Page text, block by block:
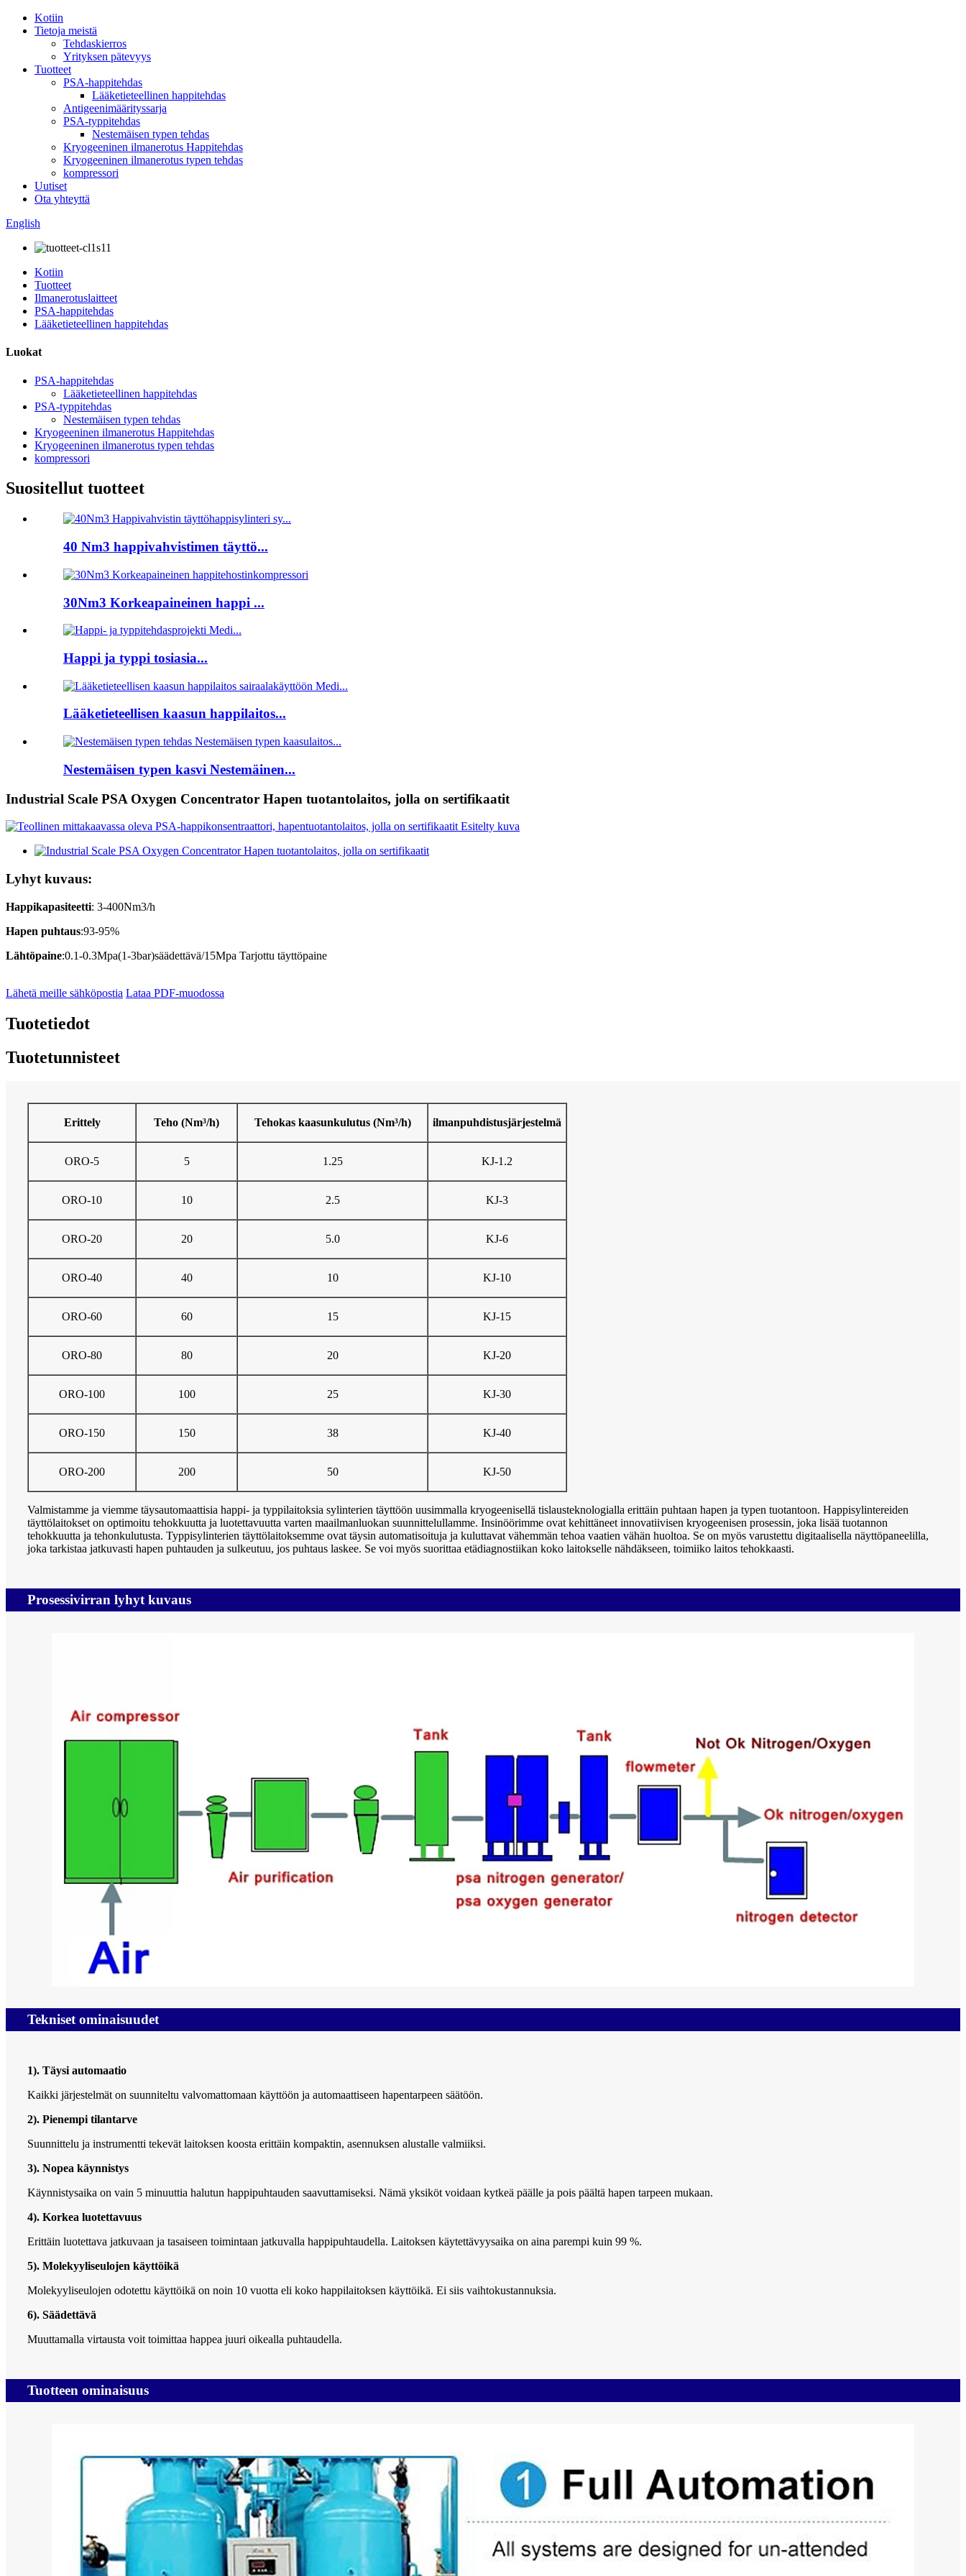
Kotiin
Tietoja meistä
Tehdaskierros
Yrityksen pätevyys
Tuotteet
PSA-happitehdas
Lääketieteellinen happitehdas
Antigeenimäärityssarja
PSA-typpitehdas
Nestemäisen typen tehdas
Kryogeeninen ilmanerotus Happitehdas
Kryogeeninen ilmanerotus typen tehdas
kompressori
Uutiset
Ota yhteyttä
English
Kotiin
Tuotteet
Ilmanerotuslaitteet
PSA-happitehdas
Lääketieteellinen happitehdas
Luokat
PSA-happitehdas
Lääketieteellinen happitehdas
PSA-typpitehdas
Nestemäisen typen tehdas
Kryogeeninen ilmanerotus Happitehdas
Kryogeeninen ilmanerotus typen tehdas
kompressori
Suositellut tuotteet
40 Nm3 happivahvistimen täyttö...
30Nm3 Korkeapaineinen happi ...
Happi ja typpi tosiasia...
Lääketieteellisen kaasun happilaitos...
Nestemäisen typen kasvi Nestemäinen...
Industrial Scale PSA Oxygen Concentrator Hapen tuotantolaitos, jolla on sertifikaatit
Lyhyt kuvaus:
Happikapasiteetti: 3-400Nm3/h
Hapen puhtaus:93-95%
Lähtöpaine:0.1-0.3Mpa(1-3bar)säädettävä/15Mpa Tarjottu täyttöpaine
Lähetä meille sähköpostia Lataa PDF-muodossa
Tuotetiedot
Tuotetunnisteet
Erittely Teho (Nm³/h) Tehokas kaasunkulutus (Nm³/h) ilmanpuhdistusjärjestelmä
ORO-5 5 1.25 KJ-1.2
ORO-10 10 2.5 KJ-3
ORO-20 20 5.0 KJ-6
ORO-40 40 10 KJ-10
ORO-60 60 15 KJ-15
ORO-80 80 20 KJ-20
ORO-100 100 25 KJ-30
ORO-150 150 38 KJ-40
ORO-200 200 50 KJ-50
Valmistamme ja viemme täysautomaattisia happi- ja typpilaitoksia sylinterien täyttöön uusimmalla kryogeenisellä tislausteknologialla erittäin puhtaan hapen ja typen tuotantoon. Happisylintereiden
täyttölaitokset on optimoitu tehokkuutta ja luotettavuutta varten maailmanluokan suunnittelullamme. Insinöörimme ovat kehittäneet innovatiivisen kryogeenisen prosessin, joka lisää tuotannon
tehokkuutta ja tehonkulutusta. Typpisylinterien täyttölaitoksemme ovat täysin automatisoituja ja kuluttavat vähemmän tehoa vaatien vähän huoltoa. Se on myös varustettu digitaalisella näyttöpaneelilla,
joka tarkistaa jatkuvasti hapen puhtauden ja sulkeutuu, jos puhtaus laskee. Se voi myös suorittaa etädiagnostiikan koko laitokselle nähdäkseen, toimiiko laitos tehokkaasti.
Prosessivirran lyhyt kuvaus
Tekniset ominaisuudet
1). Täysi automaatio
Kaikki järjestelmät on suunniteltu valvomattomaan käyttöön ja automaattiseen hapentarpeen säätöön.
2). Pienempi tilantarve
Suunnittelu ja instrumentti tekevät laitoksen koosta erittäin kompaktin, asennuksen alustalle valmiiksi.
3). Nopea käynnistys
Käynnistysaika on vain 5 minuuttia halutun happipuhtauden saavuttamiseksi. Nämä yksiköt voidaan kytkeä päälle ja pois päältä hapen tarpeen mukaan.
4). Korkea luotettavuus
Erittäin luotettava jatkuvaan ja tasaiseen toimintaan jatkuvalla happipuhtaudella. Laitoksen käytettävyysaika on aina parempi kuin 99 %.
5). Molekyyliseulojen käyttöikä
Molekyyliseulojen odotettu käyttöikä on noin 10 vuotta eli koko happilaitoksen käyttöikä. Ei siis vaihtokustannuksia.
6). Säädettävä
Muuttamalla virtausta voit toimittaa happea juuri oikealla puhtaudella.
Tuotteen ominaisuus